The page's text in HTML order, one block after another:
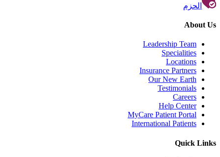
الحزم
About Us
Leadership Team
Specialities
Locations
Insurance Partners
Our New Earth
Testimonials
Careers
Help Center
MyCare Patient Portal
International Patients
Quick Links